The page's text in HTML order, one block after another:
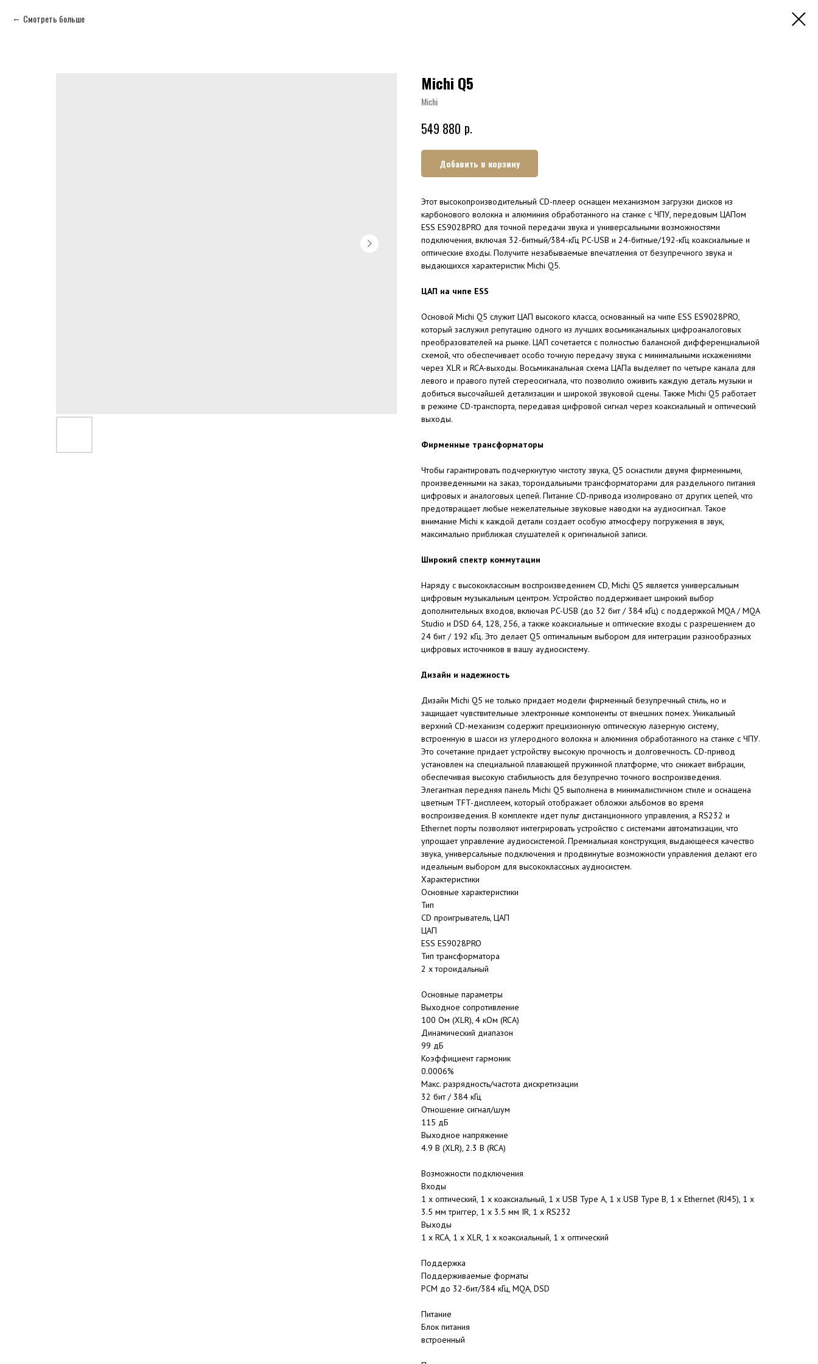
Смотреть больше
Michi Q5
Michi
549 880 р.
Добавить в корзину
Этот высокопроизводительный CD-плеер оснащен механизмом загрузки дисков из
карбонового волокна и алюминия обработанного на станке с ЧПУ, передовым ЦАПом
ESS ES9028PRO для точной передачи звука и универсальными возможностями
подключения, включая 32-битный/384-кГц PC-USB и 24-битные/192-кГц коаксиальные и
оптические входы. Получите незабываемые впечатления от безупречного звука и
выдающихся характеристик Michi Q5.
ЦАП на чипе ESS
Основой Michi Q5 служит ЦАП высокого класса, основанный на чипе ESS ES9028PRO,
который заслужил репутацию одного из лучших восьмиканальных цифроаналоговых
преобразователей на рынке. ЦАП сочетается с полностью балансной дифференциальной
схемой, что обеспечивает особо точную передачу звука с минимальными искажениями
через XLR и RCA-выходы. Восьмиканальная схема ЦАПа выделяет по четыре канала для
левого и правого путей стереосигнала, что позволило оживить каждую деталь музыки и
добиться высочайшей детализации и широкой звуковой сцены. Также Michi Q5 работает
в режиме CD-транспорта, передавая цифровой сигнал через коаксиальный и оптический
выходы.
Фирменные трансформаторы
Чтобы гарантировать подчеркнутую чистоту звука, Q5 оснастили двумя фирменными,
произведенными на заказ, тороидальными трансформаторами для раздельного питания
цифровых и аналоговых цепей. Питание CD-привода изолировано от других цепей, что
предотвращает любые нежелательные звуковые наводки на аудиосигнал. Такое
внимание Michi к каждой детали создает особую атмосферу погружения в звук,
максимально приближая слушателей к оригинальной записи.
Широкий спектр коммутации
Наряду с высококлассным воспроизведением CD, Michi Q5 является универсальным
цифровым музыкальным центром. Устройство поддерживает широкий выбор
дополнительных входов, включая PC-USB (до 32 бит / 384 кГц) с поддержкой MQA / MQA
Studio и DSD 64, 128, 256, а также коаксиальные и оптические входы с разрешением до
24 бит / 192 кГц. Это делает Q5 оптимальным выбором для интеграции разнообразных
цифровых источников в вашу аудиосистему.
Дизайн и надежность
Дизайн Michi Q5 не только придает модели фирменный безупречный стиль, но и
защищает чувствительные электронные компоненты от внешних помех. Уникальный
верхний CD-механизм содержит прецизионную оптическую лазерную систему,
встроенную в шасси из углеродного волокна и алюминия обработанного на станке с ЧПУ.
Это сочетание придает устройству высокую прочность и долговечность. CD-привод
установлен на специальной плавающей пружинной платформе, что снижает вибрации,
обеспечивая высокую стабильность для безупречно точного воспроизведения.
Элегантная передняя панель Michi Q5 выполнена в минималистичном стиле и оснащена
цветным TFT-дисплеем, который отображает обложки альбомов во время
воспроизведения. В комплекте идет пульт дистанционного управления, а RS232 и
Ethernet порты позволяют интегрировать устройство с системами автоматизации, что
упрощает управление аудиосистемой. Премиальная конструкция, выдающееся качество
звука, универсальные подключения и продвинутые возможности управления делают его
идеальным выбором для высококлассных аудиосистем.
Характеристики
Основные характеристики
Тип
CD проигрыватель, ЦАП
ЦАП
ESS ES9028PRO
Тип трансформатора
2 х тороидальный
Основные параметры
Выходное сопротивление
100 Ом (XLR), 4 кОм (RCA)
Динамический диапазон
99 дБ
Коэффициент гармоник
0.0006%
Макс. разрядность/частота дискретизации
32 бит / 384 кГц
Отношение сигнал/шум
115 дБ
Выходное напряжение
4.9 В (XLR), 2.3 В (RCA)
Возможности подключения
Входы
1 x оптический, 1 x коаксиальный, 1 х USB Type A, 1 х USB Type B, 1 x Ethernet (RJ45), 1 х
3.5 мм триггер, 1 х 3.5 мм IR, 1 х RS232
Выходы
1 х RCA, 1 х XLR, 1 х коаксиальный, 1 х оптический
Поддержка
Поддерживаемые форматы
PCM до 32-бит/384 кГц, MQA, DSD
Питание
Блок питания
встроенный